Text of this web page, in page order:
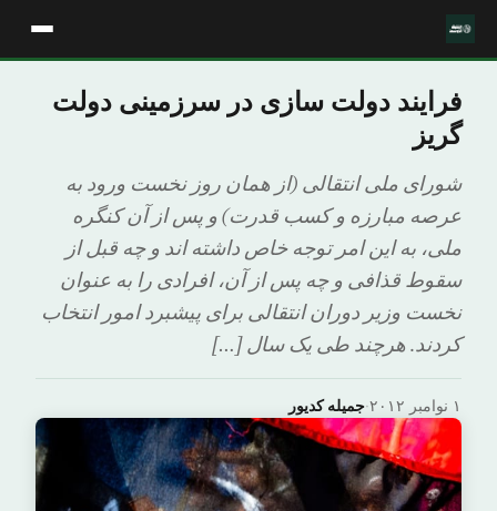
فرایند دولت سازی در سرزمینی دولت
گریز
شورای ملی انتقالی (از همان روز نخست ورود به
عرصه مبارزه و کسب قدرت) و پس از آن کنگره
ملی، به این امر توجه خاص داشته اند و چه قبل از
سقوط قذافی و چه پس از آن، افرادی را به عنوان
نخست وزیر دوران انتقالی برای پیشبرد امور انتخاب
کردند. هرچند طی یک سال […]
جمیله کدیور· ۱ نوامبر ۲۰۱۲